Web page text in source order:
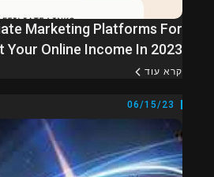
Marketing Platforms For
Your Online Income In 2023
קרא עוד
06/15/23